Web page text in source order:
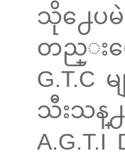
သို႕ေပမဲ
တည္းေ
G.T.C
သီးသန္